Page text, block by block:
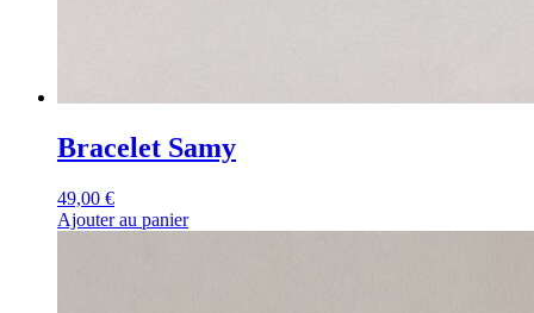
Bracelet Samy
49,00 €
Ajouter au panier